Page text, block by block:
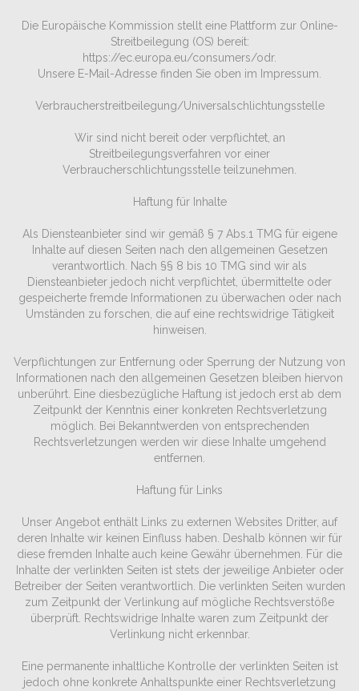
Die Europäische Kommission stellt eine Plattform zur Online-
Streitbeilegung (OS) bereit:
https://ec.europa.eu/consumers/odr.
Unsere E-Mail-Adresse finden Sie oben im Impressum.
Verbraucher­streit­beilegung/Universal­schlichtungs­stelle
Wir sind nicht bereit oder verpflichtet, an
Streitbeilegungsverfahren vor einer
Verbraucherschlichtungsstelle teilzunehmen.
Haftung für Inhalte
Als Diensteanbieter sind wir gemäß § 7 Abs.1 TMG für eigene
Inhalte auf diesen Seiten nach den allgemeinen Gesetzen
verantwortlich. Nach §§ 8 bis 10 TMG sind wir als
Diensteanbieter jedoch nicht verpflichtet, übermittelte oder
gespeicherte fremde Informationen zu überwachen oder nach
Umständen zu forschen, die auf eine rechtswidrige Tätigkeit
hinweisen.
Verpflichtungen zur Entfernung oder Sperrung der Nutzung von
Informationen nach den allgemeinen Gesetzen bleiben hiervon
unberührt. Eine diesbezügliche Haftung ist jedoch erst ab dem
Zeitpunkt der Kenntnis einer konkreten Rechtsverletzung
möglich. Bei Bekanntwerden von entsprechenden
Rechtsverletzungen werden wir diese Inhalte umgehend
entfernen.
Haftung für Links
Unser Angebot enthält Links zu externen Websites Dritter, auf
deren Inhalte wir keinen Einfluss haben. Deshalb können wir für
diese fremden Inhalte auch keine Gewähr übernehmen. Für die
Inhalte der verlinkten Seiten ist stets der jeweilige Anbieter oder
Betreiber der Seiten verantwortlich. Die verlinkten Seiten wurden
zum Zeitpunkt der Verlinkung auf mögliche Rechtsverstöße
überprüft. Rechtswidrige Inhalte waren zum Zeitpunkt der
Verlinkung nicht erkennbar.
Eine permanente inhaltliche Kontrolle der verlinkten Seiten ist
jedoch ohne konkrete Anhaltspunkte einer Rechtsverletzung